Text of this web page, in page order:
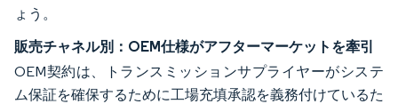
ょう。
販売チャネル別：OEM仕様がアフターマーケットを牽引
OEM契約は、トランスミッションサプライヤーがシステ
ム保証を確保するために工場充填承認を義務付けているた